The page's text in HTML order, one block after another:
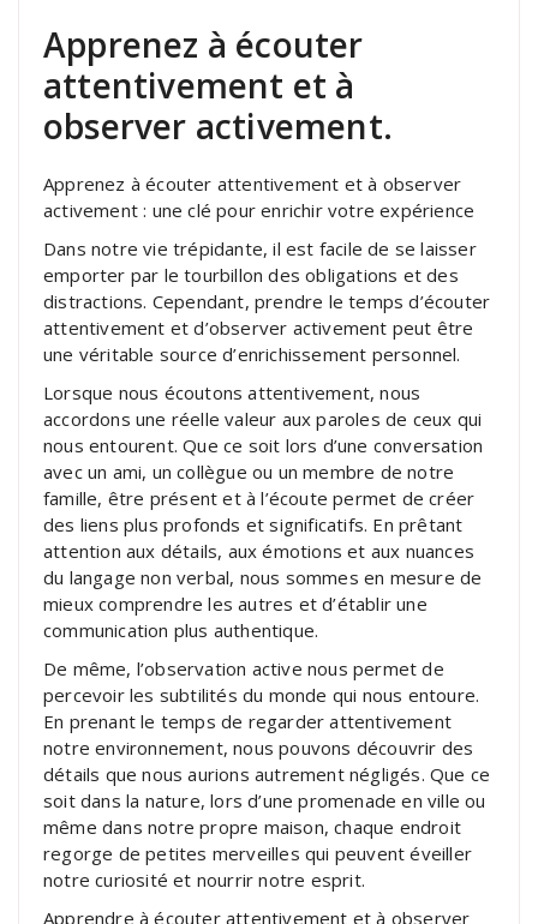
Apprenez à écouter
attentivement et à
observer activement.
Apprenez à écouter attentivement et à observer
activement : une clé pour enrichir votre expérience
Dans notre vie trépidante, il est facile de se laisser
emporter par le tourbillon des obligations et des
distractions. Cependant, prendre le temps d’écouter
attentivement et d’observer activement peut être
une véritable source d’enrichissement personnel.
Lorsque nous écoutons attentivement, nous
accordons une réelle valeur aux paroles de ceux qui
nous entourent. Que ce soit lors d’une conversation
avec un ami, un collègue ou un membre de notre
famille, être présent et à l’écoute permet de créer
des liens plus profonds et significatifs. En prêtant
attention aux détails, aux émotions et aux nuances
du langage non verbal, nous sommes en mesure de
mieux comprendre les autres et d’établir une
communication plus authentique.
De même, l’observation active nous permet de
percevoir les subtilités du monde qui nous entoure.
En prenant le temps de regarder attentivement
notre environnement, nous pouvons découvrir des
détails que nous aurions autrement négligés. Que ce
soit dans la nature, lors d’une promenade en ville ou
même dans notre propre maison, chaque endroit
regorge de petites merveilles qui peuvent éveiller
notre curiosité et nourrir notre esprit.
Apprendre à écouter attentivement et à observer